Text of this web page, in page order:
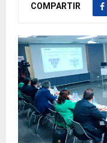
COMPARTIR